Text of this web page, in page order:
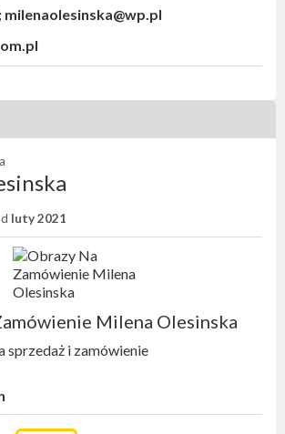
milenaolesinska@wp.pl
luty 2021
Milena Olesinska
sprzedaż i zamówienie